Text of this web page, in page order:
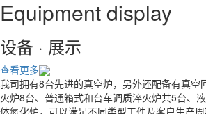
Equipment display
设备 · 展示
查看更多
我司拥有8台先进的真空炉，另外还配备有真空
火炉8台、普通箱式和台车调质淬火炉共5台、